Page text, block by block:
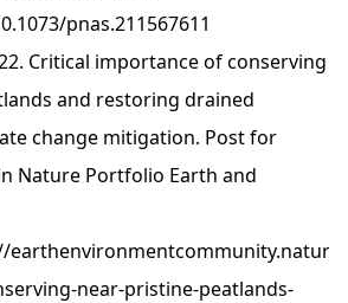
pnas.211567611
Critical importance of conserving
and restoring drained
change mitigation. Post for
Nature Portfolio Earth and
near-pristine-peatlands-